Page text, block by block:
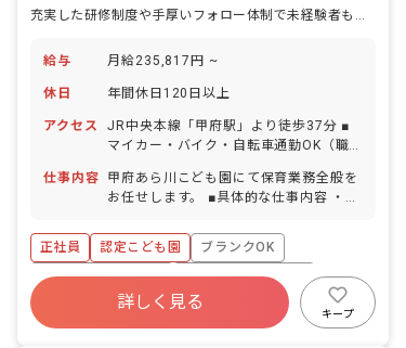
充実した研修制度や手厚いフォロー体制で未経験者も安心！完全週休2日制
給与 月給235,817円 ~
休日 年間休日120日以上
アクセス
JR中央本線「甲府駅」より徒歩37分 ■
マイカー・バイク・自転車通勤OK（職
仕事内容
甲府あら川こども園にて保育業務全般を
お任せします。 ■具体的な仕事内容 ・乳
の援助支援） ・クラス運営・保護者支
援・保護者対応 ・入力業務（連絡帳・日
誌・成長の記録・週案・月案・年間保育
計画・園児登降園管理等） ・園内外の環
境整備、園行事担当 ・職員研修、職員会
議、外部講師研修受講等
正社員 認定こども園
ブランクOK
ボーナス・賞与あり
年間休日120日以上
寮・住宅・家賃補助あり
社会保険完備
詳しく見る
キープ